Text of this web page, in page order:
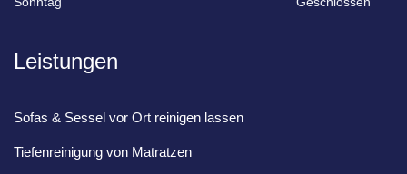
Leistungen
Sofas & Sessel vor Ort reinigen lassen
Tiefenreinigung von Matratzen